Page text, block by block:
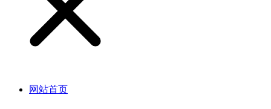
网站首页